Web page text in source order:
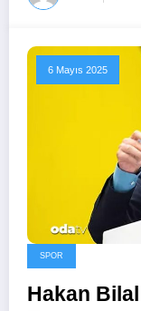
6 Mayıs 2025
SPOR
Hakan